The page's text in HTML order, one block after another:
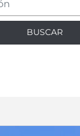
BUSCAR